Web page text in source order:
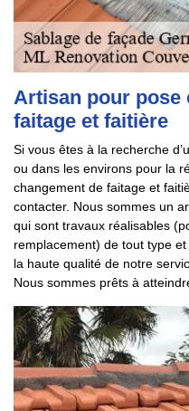
Artisan pour pose
faitage et faitière
Si vous êtes à la recherche
ou dans les environs pour la
changement de faitage et
contacter. Nous sommes un
qui sont travaux réalisables
remplacement) de tout type
la haute qualité de notre
Nous sommes prêts à